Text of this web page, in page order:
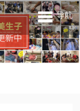
导航